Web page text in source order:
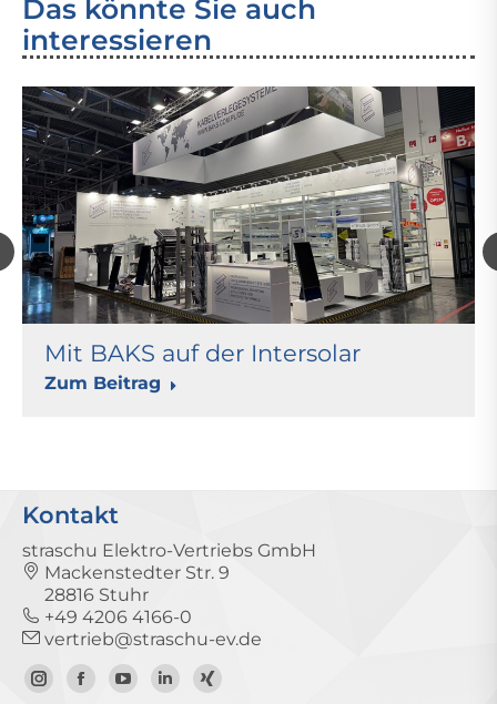
Das könnte Sie auch
interessieren
Mit BAKS auf der Intersolar
Zum Beitrag
Kontakt
straschu Elektro-Vertriebs GmbH
Mackenstedter Str. 9
28816 Stuhr
+49 4206 4166-0
vertrieb@straschu-ev.de
ZumZur ZumZumZum